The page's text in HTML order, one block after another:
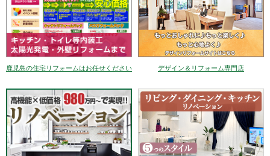
鹿児島の住宅リフォームはお任せください デザイン＆リフォーム専門店